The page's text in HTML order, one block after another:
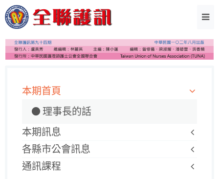
本期首頁
理事長的話
本期訊息
各縣市公會訊息
通訊課程